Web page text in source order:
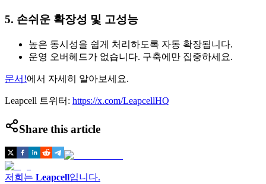
5. 손쉬운 확장성 및 고성능
높은 동시성을 쉽게 처리하도록 자동 확장됩니다.
운영 오버헤드가 없습니다. 구축에만 집중하세요.
문서!에서 자세히 알아보세요.
Leapcell 트위터: https://x.com/LeapcellHQ
Share this article
저희는 Leapcell입니다.